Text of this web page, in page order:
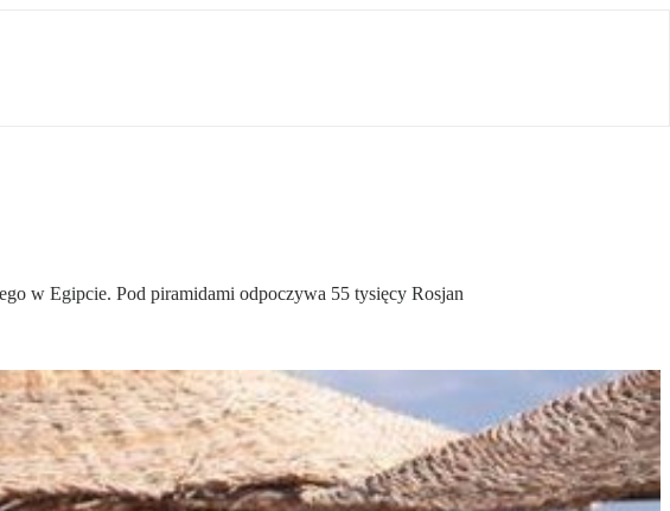
w Egipcie. Pod piramidami odpoczywa 55 tysięcy Rosjan